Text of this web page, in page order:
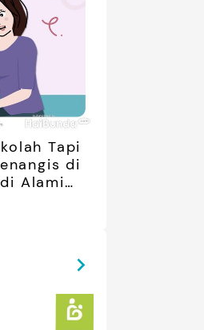
Tapi
di
Alami